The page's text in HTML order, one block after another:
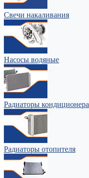
Свечи накаливания
Насосы водяные
Радиаторы кондиционера
Радиаторы отопителя